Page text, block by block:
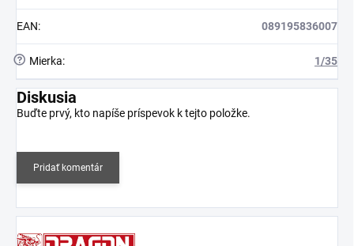
EAN: 089195836007
? Mierka: 1/35
Diskusia
Buďte prvý, kto napíše príspevok k tejto položke.
Pridať komentár